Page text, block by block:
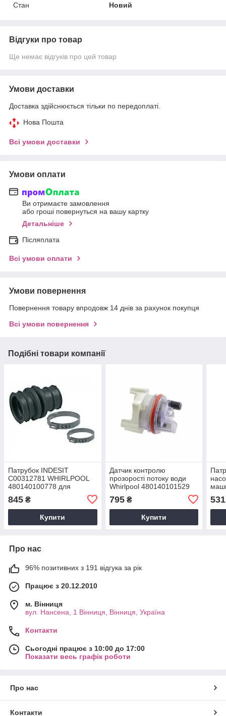
Стан
Новий
Відгуки про товар
Ще немає відгуків про цей товар
Умови доставки
Доставка здійснюється тільки по передоплаті.
Нова Пошта
Всі умови доставки
Умови оплати
Ви отримаєте замовлення
або гроші повернуться на вашу картку
Детальніше
Післяплата
Всі умови оплати
Умови повернення
Повернення товару впродовж 14 днів за рахунок покупця
Всі умови повернення
Подібні товари компанії
Патрубок INDESIT
C00312781 WHIRLPOOL
480140100778 для
845 ₴
Купити
Датчик контролю
прозорості потоку води
Whirlpool 480140101529
посудомийної машини
C00857974
795₴
Купити
531
Про нас
96% позитивних з 191 відгука за рік
Працює з 20.12.2010
м. Вінниця
вул. Нансена, 1 Вінниця, Вінниця, Україна
Контакти
Сьогодні працює з 10:00 до 17:00
Показати весь графік роботи
Про нас
Контакти